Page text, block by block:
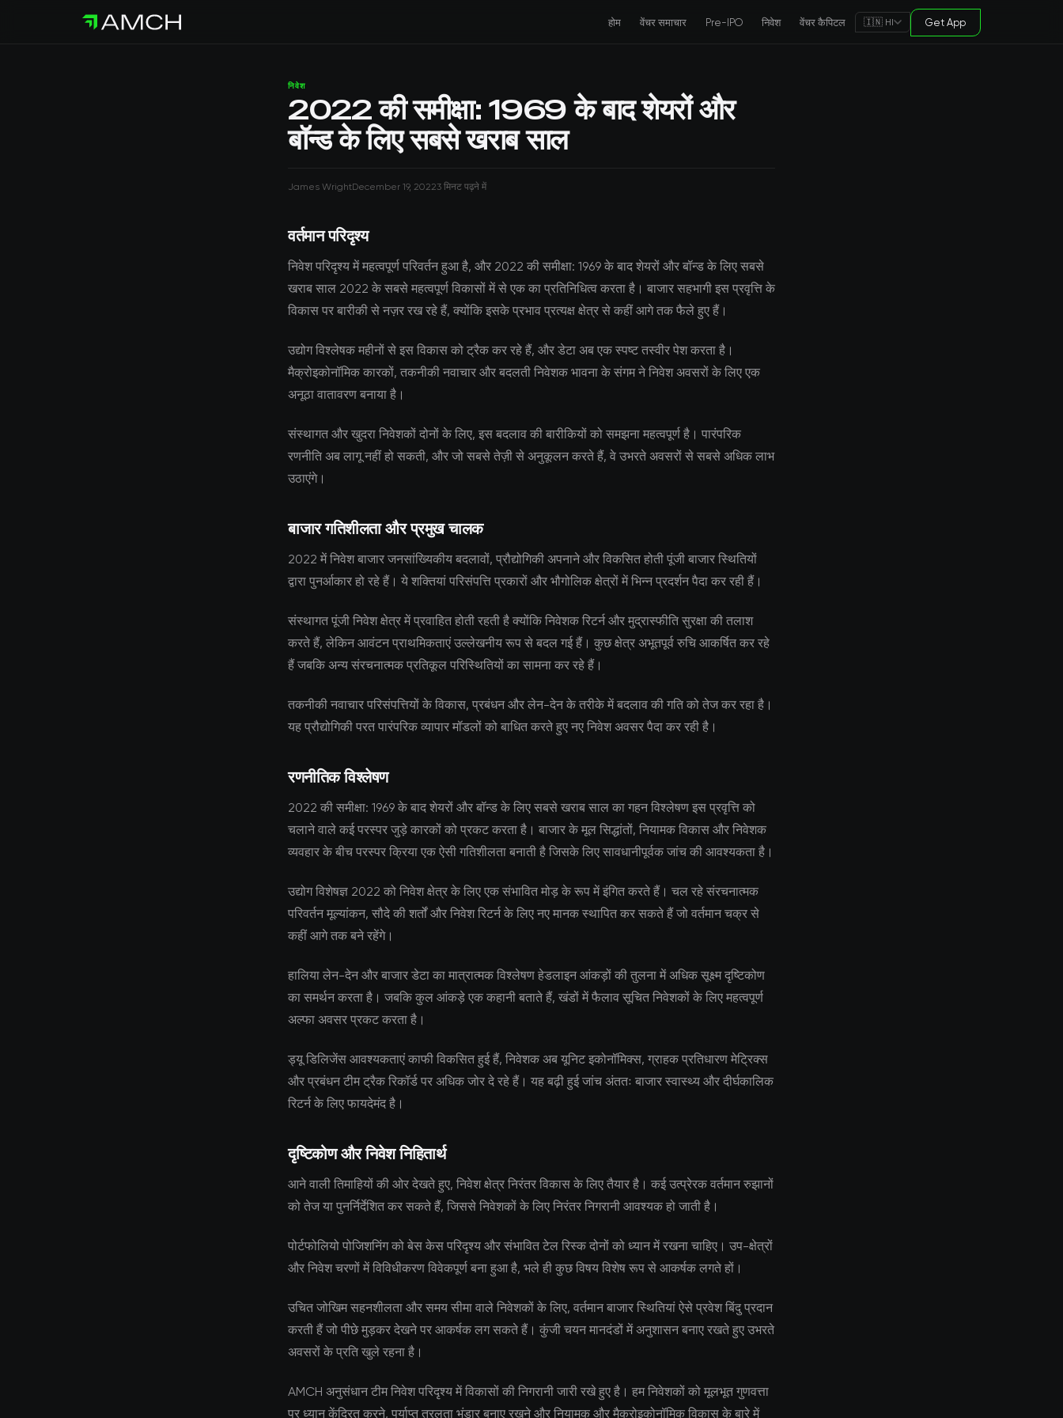
होम वेंचर समाचार Pre-IPO निवेश वेंचर कैपिटल 🇮🇳 HI Get App
निवेश
2022 की समीक्षा: 1969 के बाद शेयरों और
बॉन्ड के लिए सबसे खराब साल
James WrightDecember 19, 20223 मिनट पढ़ने में
वर्तमान परिदृश्य
निवेश परिदृश्य में महत्वपूर्ण परिवर्तन हुआ है, और 2022 की समीक्षा: 1969 के बाद शेयरों और बॉन्ड के लिए सबसे
खराब साल 2022 के सबसे महत्वपूर्ण विकासों में से एक का प्रतिनिधित्व करता है। बाजार सहभागी इस प्रवृत्ति के
विकास पर बारीकी से नज़र रख रहे हैं, क्योंकि इसके प्रभाव प्रत्यक्ष क्षेत्र से कहीं आगे तक फैले हुए हैं।
उद्योग विश्लेषक महीनों से इस विकास को ट्रैक कर रहे हैं, और डेटा अब एक स्पष्ट तस्वीर पेश करता है।
मैक्रोइकोनॉमिक कारकों, तकनीकी नवाचार और बदलती निवेशक भावना के संगम ने निवेश अवसरों के लिए एक
अनूठा वातावरण बनाया है।
संस्थागत और खुदरा निवेशकों दोनों के लिए, इस बदलाव की बारीकियों को समझना महत्वपूर्ण है। पारंपरिक
रणनीति अब लागू नहीं हो सकती, और जो सबसे तेज़ी से अनुकूलन करते हैं, वे उभरते अवसरों से सबसे अधिक लाभ
उठाएंगे।
बाजार गतिशीलता और प्रमुख चालक
2022 में निवेश बाजार जनसांख्यिकीय बदलावों, प्रौद्योगिकी अपनाने और विकसित होती पूंजी बाजार स्थितियों
द्वारा पुनर्आकार हो रहे हैं। ये शक्तियां परिसंपत्ति प्रकारों और भौगोलिक क्षेत्रों में भिन्न प्रदर्शन पैदा कर रही हैं।
संस्थागत पूंजी निवेश क्षेत्र में प्रवाहित होती रहती है क्योंकि निवेशक रिटर्न और मुद्रास्फीति सुरक्षा की तलाश
करते हैं, लेकिन आवंटन प्राथमिकताएं उल्लेखनीय रूप से बदल गई हैं। कुछ क्षेत्र अभूतपूर्व रुचि आकर्षित कर रहे
हैं जबकि अन्य संरचनात्मक प्रतिकूल परिस्थितियों का सामना कर रहे हैं।
तकनीकी नवाचार परिसंपत्तियों के विकास, प्रबंधन और लेन-देन के तरीके में बदलाव की गति को तेज कर रहा है।
यह प्रौद्योगिकी परत पारंपरिक व्यापार मॉडलों को बाधित करते हुए नए निवेश अवसर पैदा कर रही है।
रणनीतिक विश्लेषण
2022 की समीक्षा: 1969 के बाद शेयरों और बॉन्ड के लिए सबसे खराब साल का गहन विश्लेषण इस प्रवृत्ति को
चलाने वाले कई परस्पर जुड़े कारकों को प्रकट करता है। बाजार के मूल सिद्धांतों, नियामक विकास और निवेशक
व्यवहार के बीच परस्पर क्रिया एक ऐसी गतिशीलता बनाती है जिसके लिए सावधानीपूर्वक जांच की आवश्यकता है।
उद्योग विशेषज्ञ 2022 को निवेश क्षेत्र के लिए एक संभावित मोड़ के रूप में इंगित करते हैं। चल रहे संरचनात्मक
परिवर्तन मूल्यांकन, सौदे की शर्तों और निवेश रिटर्न के लिए नए मानक स्थापित कर सकते हैं जो वर्तमान चक्र से
कहीं आगे तक बने रहेंगे।
हालिया लेन-देन और बाजार डेटा का मात्रात्मक विश्लेषण हेडलाइन आंकड़ों की तुलना में अधिक सूक्ष्म दृष्टिकोण
का समर्थन करता है। जबकि कुल आंकड़े एक कहानी बताते हैं, खंडों में फैलाव सूचित निवेशकों के लिए महत्वपूर्ण
अल्फा अवसर प्रकट करता है।
ड्यू डिलिजेंस आवश्यकताएं काफी विकसित हुई हैं, निवेशक अब यूनिट इकोनॉमिक्स, ग्राहक प्रतिधारण मेट्रिक्स
और प्रबंधन टीम ट्रैक रिकॉर्ड पर अधिक जोर दे रहे हैं। यह बढ़ी हुई जांच अंततः बाजार स्वास्थ्य और दीर्घकालिक
रिटर्न के लिए फायदेमंद है।
दृष्टिकोण और निवेश निहितार्थ
आने वाली तिमाहियों की ओर देखते हुए, निवेश क्षेत्र निरंतर विकास के लिए तैयार है। कई उत्प्रेरक वर्तमान रुझानों
को तेज या पुनर्निर्देशित कर सकते हैं, जिससे निवेशकों के लिए निरंतर निगरानी आवश्यक हो जाती है।
पोर्टफोलियो पोजिशनिंग को बेस केस परिदृश्य और संभावित टेल रिस्क दोनों को ध्यान में रखना चाहिए। उप-क्षेत्रों
और निवेश चरणों में विविधीकरण विवेकपूर्ण बना हुआ है, भले ही कुछ विषय विशेष रूप से आकर्षक लगते हों।
उचित जोखिम सहनशीलता और समय सीमा वाले निवेशकों के लिए, वर्तमान बाजार स्थितियां ऐसे प्रवेश बिंदु प्रदान
करती हैं जो पीछे मुड़कर देखने पर आकर्षक लग सकते हैं। कुंजी चयन मानदंडों में अनुशासन बनाए रखते हुए उभरते
अवसरों के प्रति खुले रहना है।
AMCH अनुसंधान टीम निवेश परिदृश्य में विकासों की निगरानी जारी रखे हुए है। हम निवेशकों को मूलभूत गुणवत्ता
पर ध्यान केंद्रित करने, पर्याप्त तरलता भंडार बनाए रखने और नियामक और मैक्रोइकोनॉमिक विकास के बारे में